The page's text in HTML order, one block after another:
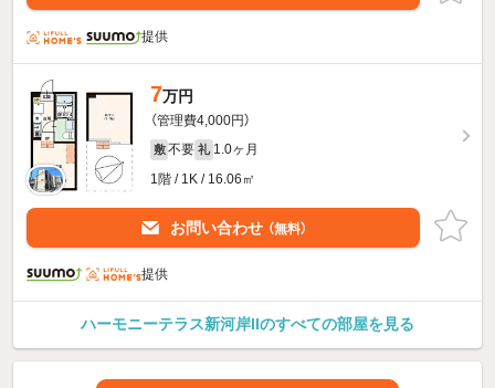
提供
7万円
（管理費4,000円）
敷 不要 礼 1.0ヶ月
1階 / 1K / 16.06㎡
お問い合わせ （無料）
提供
ハーモニーテラス新河岸IIのすべての部屋を見る